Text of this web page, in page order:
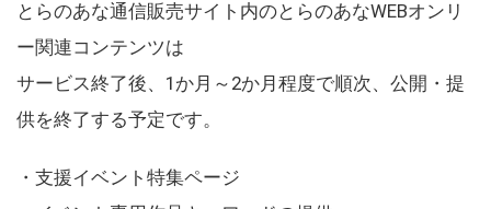
とらのあな通信販売サイト内のとらのあなWEBオンリ
ー関連コンテンツは
サービス終了後、1か月～2か月程度で順次、公開・提
供を終了する予定です。
・支援イベント特集ページ